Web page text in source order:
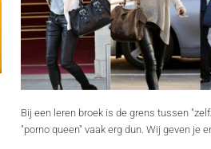
Bij een leren broek is de grens tussen
"porno queen" vaak erg dun. Wij geven je